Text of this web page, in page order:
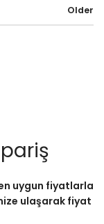
Older
uygun fiyatlarla
ulaşarak fiyat